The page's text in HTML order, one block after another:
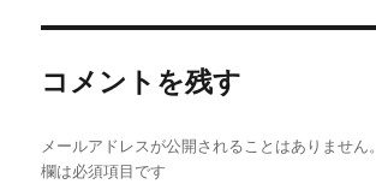
コメントを残す
メールアドレスが公開されることはありません。
欄は必須項目です